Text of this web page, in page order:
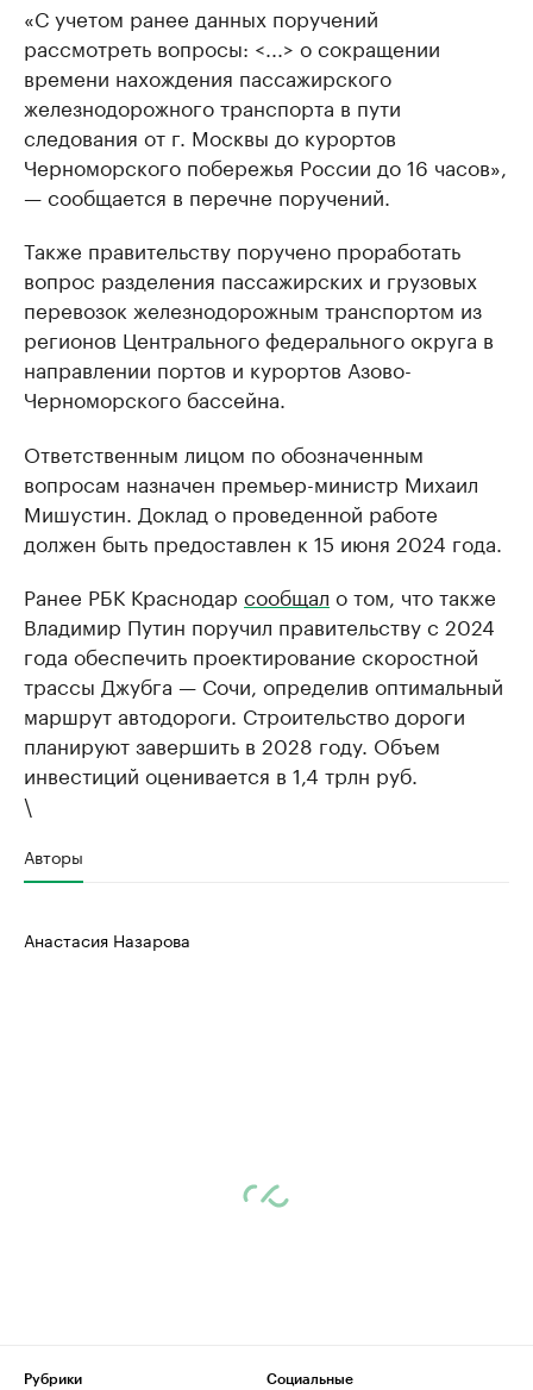
«С учетом ранее данных поручений
рассмотреть вопросы: <...> о сокращении
времени нахождения пассажирского
железнодорожного транспорта в пути
следования от г. Москвы до курортов
Черноморского побережья России до 16 часов»,
— сообщается в перечне поручений.
Также правительству поручено проработать
вопрос разделения пассажирских и грузовых
перевозок железнодорожным транспортом из
регионов Центрального федерального округа в
направлении портов и курортов Азово-
Черноморского бассейна.
Ответственным лицом по обозначенным
вопросам назначен премьер-министр Михаил
Мишустин. Доклад о проведенной работе
должен быть предоставлен к 15 июня 2024 года.
Ранее РБК Краснодар сообщал о том, что также
Владимир Путин поручил правительству с 2024
года обеспечить проектирование скоростной
трассы Джубга — Сочи, определив оптимальный
маршрут автодороги. Строительство дороги
планируют завершить в 2028 году. Объем
инвестиций оценивается в 1,4 трлн руб.
\
Авторы
Анастасия Назарова
Рубрики
Социальные